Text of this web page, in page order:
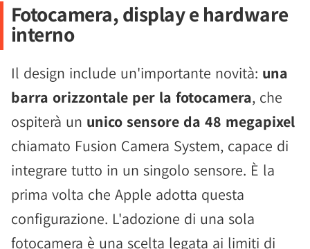
Fotocamera, display e hardware
interno
Il design include un'importante novità: una
barra orizzontale per la fotocamera, che
ospiterà un unico sensore da 48 megapixel
chiamato Fusion Camera System, capace di
integrare tutto in un singolo sensore. È la
prima volta che Apple adotta questa
configurazione. L'adozione di una sola
fotocamera è una scelta legata ai limiti di